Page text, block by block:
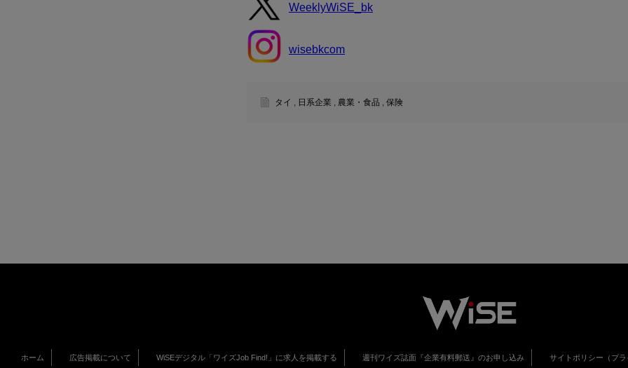
WeeklyWiSE_bk
wisebkcom
タイ , 日系企業 , 農業・食品 , 保険
ホーム 広告掲載について WiSEデジタル「ワイズJob Find!」に求人を掲載する 週刊ワイズ誌面『企業有料郵送』のお申し込み サイトポリシー（プラ